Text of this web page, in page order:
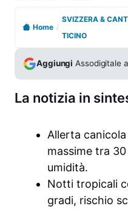
Home /
SVIZZERA &
TICINO
Aggiungi Assodigitale
La notizia in
Allerta
massime tra
umidità.
Notti tropicali
gradi, rischio